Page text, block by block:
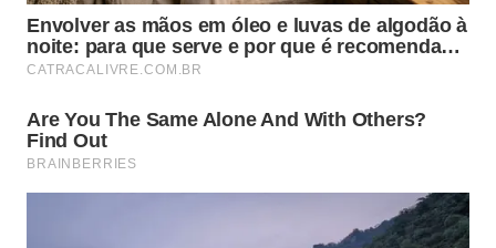
Espátulas de aço ajudam na aplicação correta de
massa acrílica durante a reparação estrutural da
espalham a tinta de forma homogênea pela madeira.
Utilize fita crepe para proteger bordas com